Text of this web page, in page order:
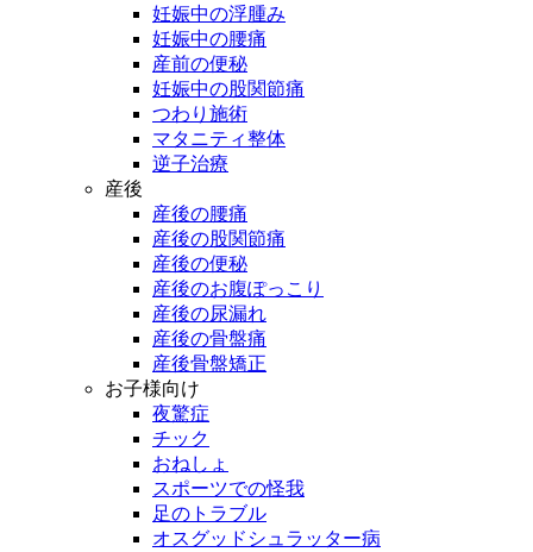
妊娠中の浮腫み
妊娠中の腰痛
産前の便秘
妊娠中の股関節痛
つわり施術
マタニティ整体
逆子治療
産後
産後の腰痛
産後の股関節痛
産後の便秘
産後のお腹ぽっこり
産後の尿漏れ
産後の骨盤痛
産後骨盤矯正
お子様向け
夜驚症
チック
おねしょ
スポーツでの怪我
足のトラブル
オスグッドシュラッター病